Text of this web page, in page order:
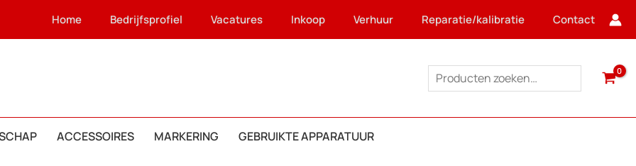
Home Bedrijfsprofiel Vacatures Inkoop Verhuur Reparatie/kalibratie Contact
Zoeken
ACCESSOIRES MARKERING GEBRUIKTE APPARATUUR